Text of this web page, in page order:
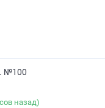
№100
назад)